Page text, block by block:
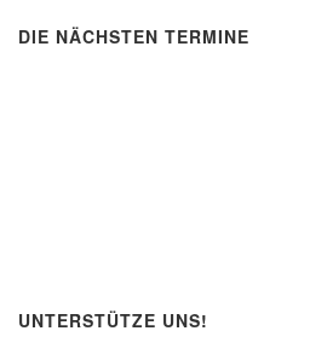
DIE NÄCHSTEN TERMINE
UNTERSTÜTZE UNS!